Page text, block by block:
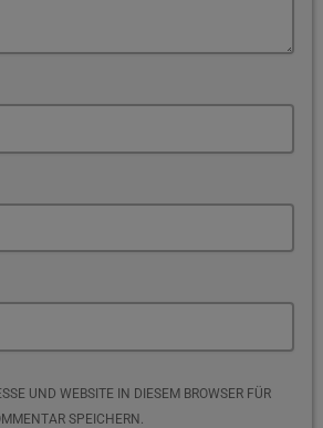
UND WEBSITE IN DIESEM BROWSER FÜR
SPEICHERN.